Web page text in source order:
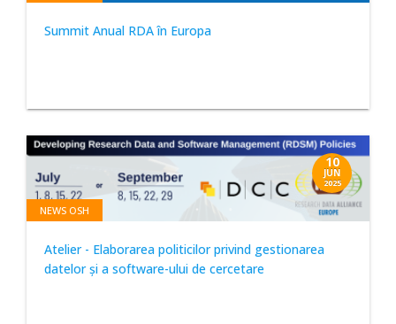
Summit Anual RDA în Europa
10
JUN
2025
NEWS OSH
Atelier - Elaborarea politicilor privind gestionarea
datelor și a software-ului de cercetare